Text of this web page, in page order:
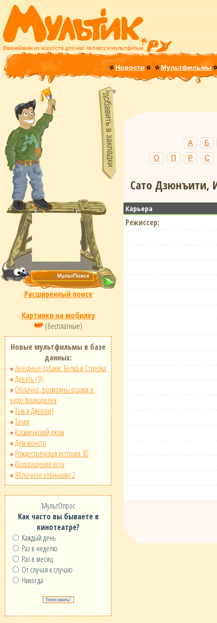
Новости Мультфильмы
Расширенный поиск
Картинки на мобилку
(бесплатные)
Новые мультфильмы в базе
данных:
Звёздные собаки: Белка и Стрелка
Девять (9)
Облачно, возможны осадки в
виде фрикаделек
Том и Джерри)
Тачки
Космический джэм
Дом монстр
Рождественская история 3D
Возвращение кота
Яблочное зернышко 2
МультОпрос
Как часто вы бываете в
кинотеатре?
Каждый день
Раз в неделю
Раз в месяц
От случая к случаю
Никогда
А
Б
О
П Р С
Сато Дзюнъити,
Карьера
Режиссер: